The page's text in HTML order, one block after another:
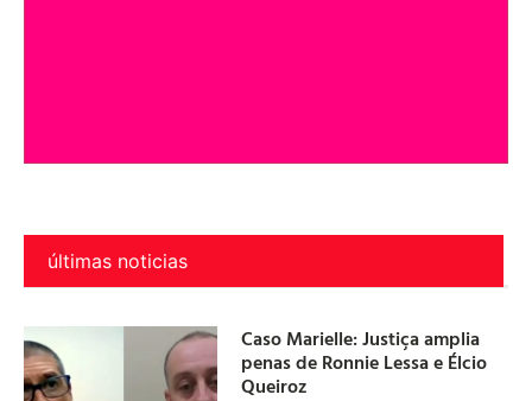
últimas noticias
Caso Marielle: Justiça amplia
penas de Ronnie Lessa e Élcio
Queiroz